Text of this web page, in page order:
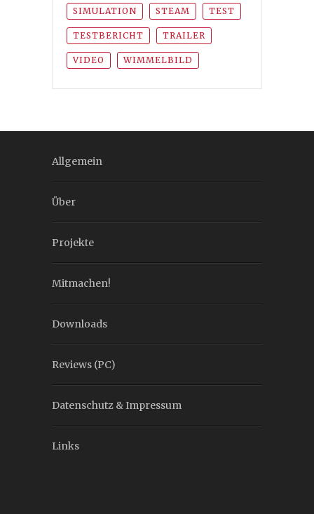
SIMULATION STEAM TEST
TESTBERICHT TRAILER
VIDEO WIMMELBILD
Allgemein
Über
Projekte
Mitmachen!
Downloads
Reviews (PC)
Datenschutz & Impressum
Links